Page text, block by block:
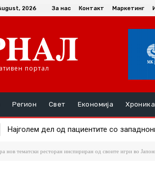
2026 За нас Контакт Маркетинг
портал
Регион Свет Економија Хроника
Хрватски градоначалник и синовите се
Најголем дел од пациентите сo
нов тематски ресторан инспириран од своите игри во